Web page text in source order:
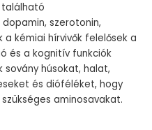
található
szerotonin,
a kémiai hírvivők felelősek a
és a kognitív funkciók
sovány húsokat, halat,
és dióféléket, hogy
aminosavakat.